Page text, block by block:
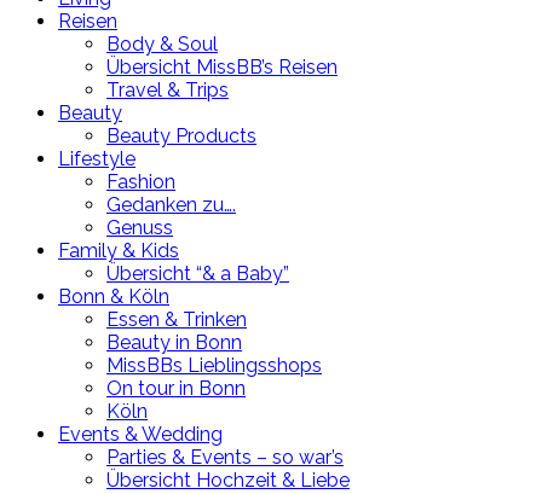
Reisen
Body & Soul
Übersicht MissBB’s Reisen
Travel & Trips
Beauty
Beauty Products
Lifestyle
Fashion
Gedanken zu….
Genuss
Family & Kids
Übersicht “& a Baby”
Bonn & Köln
Essen & Trinken
Beauty in Bonn
MissBBs Lieblingsshops
On tour in Bonn
Köln
Events & Wedding
Parties & Events – so war’s
Übersicht Hochzeit & Liebe